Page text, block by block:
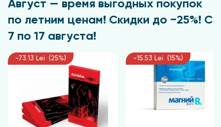
Август — время выгодных покупок
по летним ценам! Скидки до −25%! С
7 по 17 августа!
-73.13 Lei (25%) -15.53 Lei (15%)